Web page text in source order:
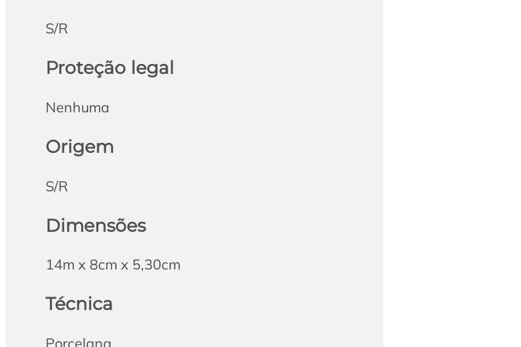
S/R
Proteção legal
Nenhuma
Origem
S/R
Dimensões
14m x 8cm x 5,30cm
Técnica
Porcelana